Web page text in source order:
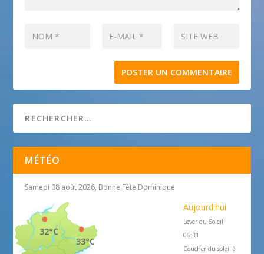
MÉTÉO
Samedi 08 août 2026, Bonne Fête Dominique
33°C
32°C
Aujourd'hui
Lever du Soleil
06:31
Coucher du soleil à